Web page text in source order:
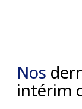
Nos
intérim